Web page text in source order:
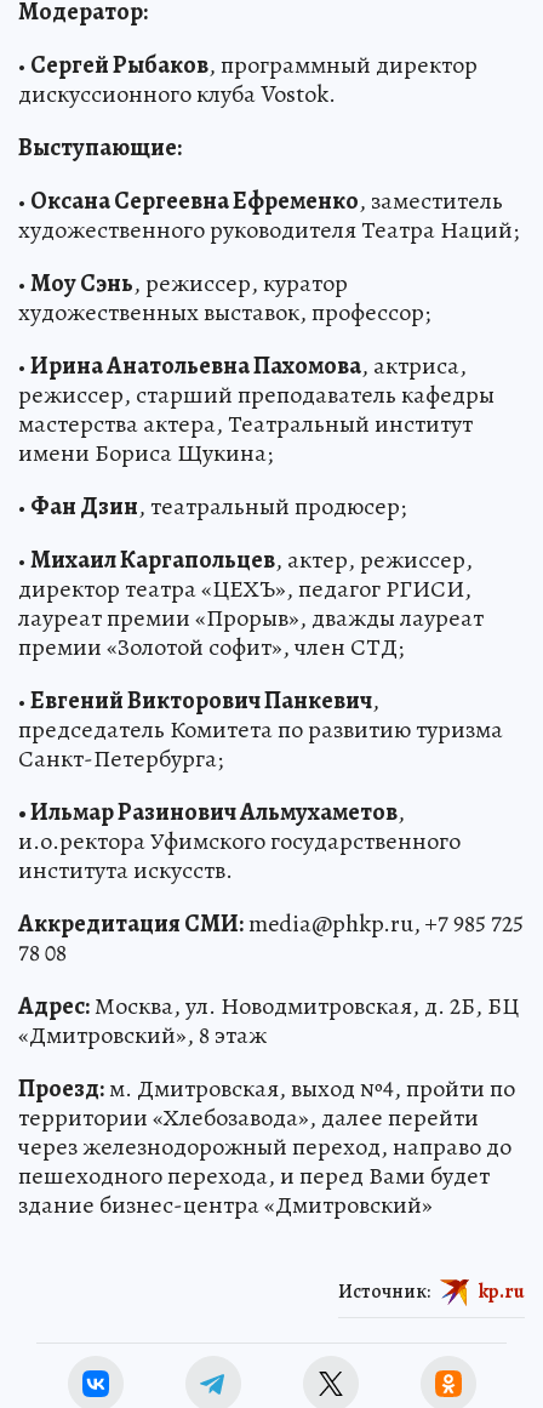
Модератор:
• Сергей Рыбаков, программный директор
дискуссионного клуба Vostok.
Выступающие:
• Оксана Сергеевна Ефременко, заместитель
художественного руководителя Театра Наций;
•Моу Сэнь, режиссер, куратор
художественных выставок, профессор;
•Ирина Анатольевна Пахомова, актриса,
режиссер, старший преподаватель кафедры
мастерства актера, Театральный институт
имени Бориса Щукина;
• Фан Дзин, театральный продюсер;
•Михаил Каргапольцев, актер, режиссер,
директор театра «ЦЕХЪ», педагог РГИСИ,
лауреат премии «Прорыв», дважды лауреат
премии «Золотой софит», член СТД;
•Евгений Викторович Панкевич,
председатель Комитета по развитию туризма
Санкт-Петербурга;
• Ильмар Разинович Альмухаметов,
и.о.ректора Уфимского государственного
института искусств.
Аккредитация СМИ:media@phkp.ru, +7 985 725
78 08
Адрес:Москва, ул. Новодмитровская, д. 2Б, БЦ
«Дмитровский», 8 этаж
Проезд:м. Дмитровская, выход №4, пройти по
территории «Хлебозавода», далее перейти
через железнодорожный переход, направо до
пешеходного перехода, и перед Вами будет
здание бизнес-центра «Дмитровский»
Источник: kp.ru